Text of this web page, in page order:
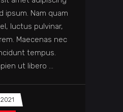
ipsum. Nam quam
luctus pulvinar,
Maecenas nec
tempus.
ut libero